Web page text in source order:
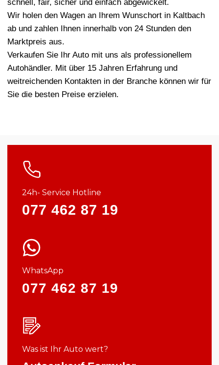
schnell, fair, sicher und einfach abgewickelt.
Wir holen den Wagen an Ihrem Wunschort in Kaltbach
ab und zahlen Ihnen innerhalb von 24 Stunden den
Marktpreis aus.
Verkaufen Sie Ihr Auto mit uns als professionellem
Autohändler. Mit über 15 Jahren Erfahrung und
weitreichenden Kontakten in der Branche können wir für
Sie die besten Preise erzielen.
24h- Service Hotline
077 462 87 19
WhatsApp
077 462 87 19
Was ist Ihr Auto wert?